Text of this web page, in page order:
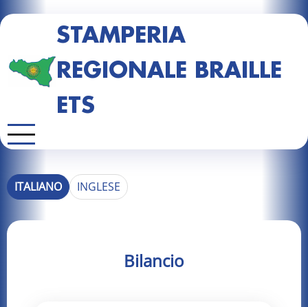
STAMPERIA
REGIONALE BRAILLE
ETS
ITALIANO INGLESE
Bilancio